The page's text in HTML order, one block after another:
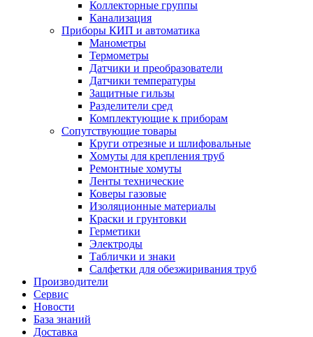
Коллекторные группы
Канализация
Приборы КИП и автоматика
Манометры
Термометры
Датчики и преобразователи
Датчики температуры
Защитные гильзы
Разделители сред
Комплектующие к приборам
Сопутствующие товары
Круги отрезные и шлифовальные
Хомуты для крепления труб
Ремонтные хомуты
Ленты технические
Коверы газовые
Изоляционные материалы
Краски и грунтовки
Герметики
Электроды
Таблички и знаки
Салфетки для обезжиривания труб
Производители
Сервис
Новости
База знаний
Доставка